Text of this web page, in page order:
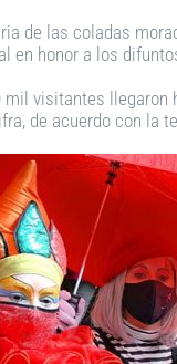
de las coladas
en honor a los
mil visitantes
de acuerdo con la